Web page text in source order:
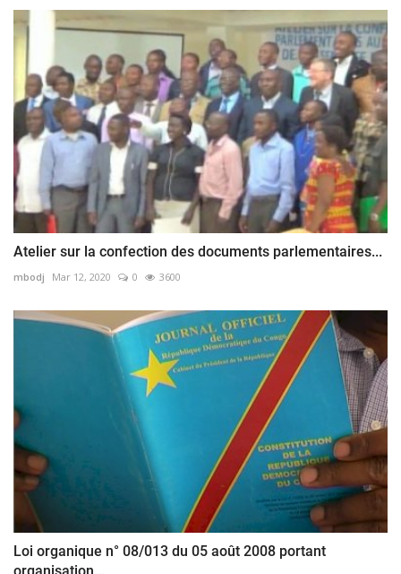
Atelier sur la confection des documents parlementaires...
mbodj Mar 12, 2020 0 3600
Loi organique n° 08/013 du 05 août 2008 portant